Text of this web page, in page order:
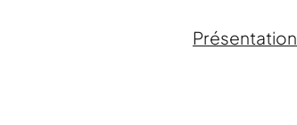
Présentation